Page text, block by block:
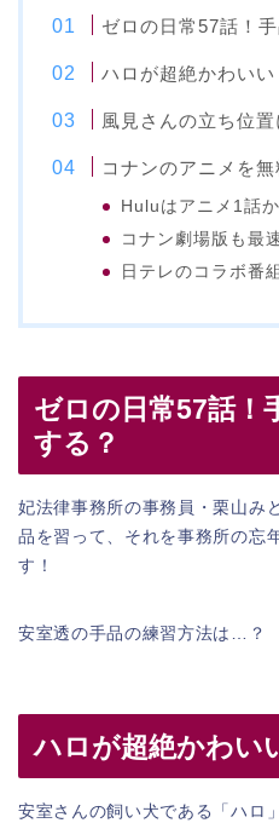
ゼロの日常57話！
ハロが超絶かわいい
風見さんの立ち位
コナンのアニメを
Huluはアニメ1話か
コナン劇場版も最
日テレのコラボ番
ゼロの日常57話！
する？
妃法律事務所の事務員・栗山み
品を習って、それを事務所の忘
す！
安室透の手品の練習方法は…？
ハロが超絶かわい
安室さんの飼い犬である「ハロ